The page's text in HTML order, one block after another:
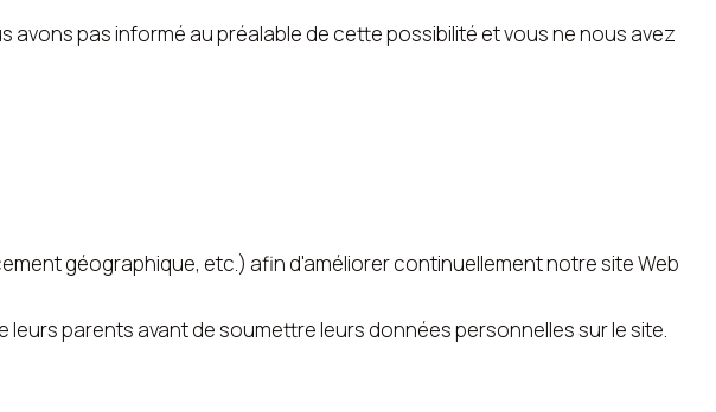
pas informé au préalable de cette possibilité et vous ne nous avez
géographique, etc.) afin d'améliorer continuellement notre site Web
parents avant de soumettre leurs données personnelles sur le site.